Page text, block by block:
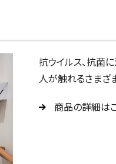
抗ウイルス、抗菌
人が触れるさまざ
商品の詳細は